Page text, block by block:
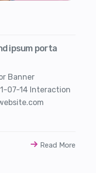
ipsum porta
Banner
07-14 Interaction
Read More